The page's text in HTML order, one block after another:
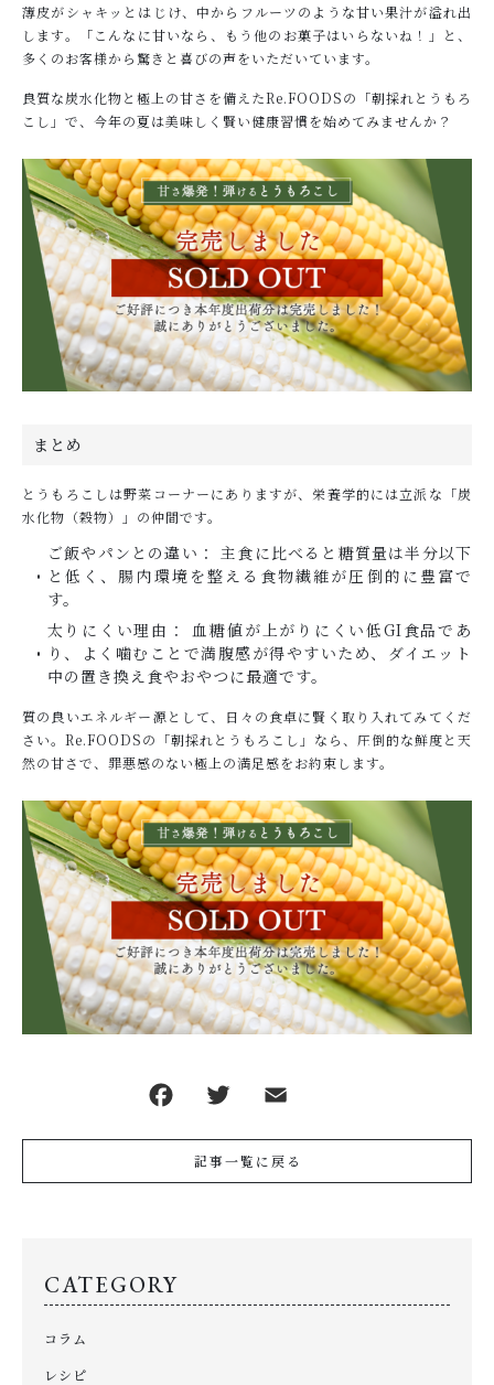
薄皮がシャキッとはじけ、中からフルーツのような甘い果汁が溢れ出
します。「こんなに甘いなら、もう他のお菓子はいらないね！」と、
多くのお客様から驚きと喜びの声をいただいています。
良質な炭水化物と極上の甘さを備えたRe.FOODSの「朝採れとうもろ
こし」で、今年の夏は美味しく賢い健康習慣を始めてみませんか？
まとめ
とうもろこしは野菜コーナーにありますが、栄養学的には立派な「炭
水化物（穀物）」の仲間です。
ご飯やパンとの違い： 主食に比べると糖質量は半分以下
と低く、腸内環境を整える食物繊維が圧倒的に豊富で
す。
太りにくい理由： 血糖値が上がりにくい低GI食品であ
り、よく噛むことで満腹感が得やすいため、ダイエット
中の置き換え食やおやつに最適です。
質の良いエネルギー源として、日々の食卓に賢く取り入れてみてくだ
さい。Re.FOODSの「朝採れとうもろこし」なら、圧倒的な鮮度と天
然の甘さで、罪悪感のない極上の満足感をお約束します。
記事一覧に戻る
CATEGORY
コラム
レシピ